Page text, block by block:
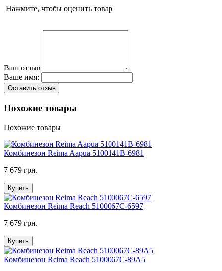
Нажмите, чтобы оценить товар
Ваш отзыв
Ваше имя:
Оставить отзыв
Похожие товары
Похожие товары
Комбинезон Reima Aapua 5100141B-6981
7 679 грн.
Купить
Комбинезон Reima Reach 5100067C-6597
7 679 грн.
Купить
Комбинезон Reima Reach 5100067C-89A5